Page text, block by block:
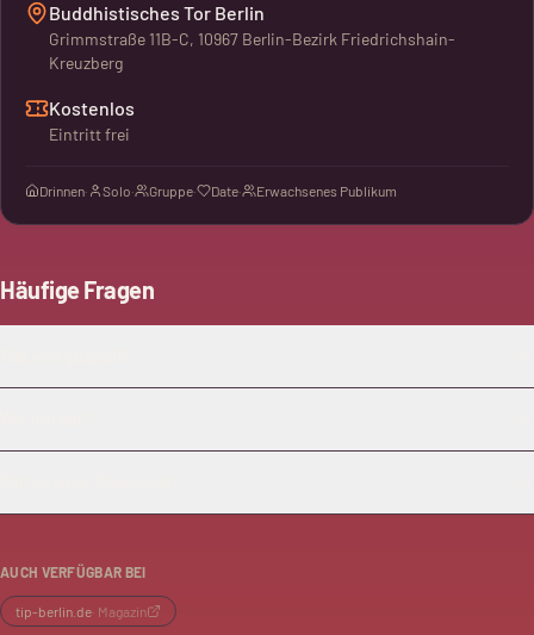
Buddhistisches Tor Berlin
Grimmstraße 11B-C, 10967 Berlin-Bezirk Friedrichshain-
Kreuzberg
Kostenlos
Eintritt frei
Drinnen· Solo· Gruppe· Date· Erwachsenes Publikum
Häufige Fragen
AUCH VERFÜGBAR BEI
tip-berlin.de· Magazin